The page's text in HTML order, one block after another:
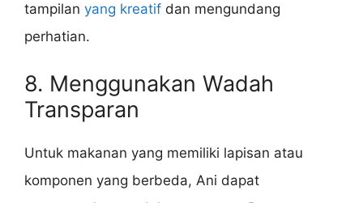
tampilan yang kreatif dan mengundang
perhatian.
8. Menggunakan Wadah
Transparan
Untuk makanan yang memiliki lapisan atau
komponen yang berbeda, Ani dapat